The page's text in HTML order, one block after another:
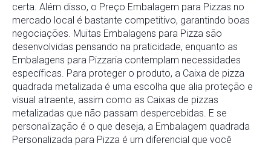
certa. Além disso, o Preço Embalagem para Pizzas no
mercado local é bastante competitivo, garantindo boas
negociações. Muitas Embalagens para Pizza são
desenvolvidas pensando na praticidade, enquanto as
Embalagens para Pizzaria contemplam necessidades
específicas. Para proteger o produto, a Caixa de pizza
quadrada metalizada é uma escolha que alia proteção e
visual atraente, assim como as Caixas de pizzas
metalizadas que não passam despercebidas. E se
personalização é o que deseja, a Embalagem quadrada
Personalizada para Pizza é um diferencial que você